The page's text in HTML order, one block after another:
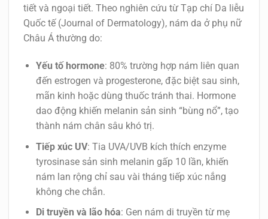
tiết và ngoại tiết. Theo nghiên cứu từ Tạp chí Da liễu
Quốc tế (Journal of Dermatology), nám da ở phụ nữ
Châu Á thường do:
Yếu tố hormone: 80% trường hợp nám liên quan
đến estrogen và progesterone, đặc biệt sau sinh,
mãn kinh hoặc dùng thuốc tránh thai. Hormone
dao động khiến melanin sản sinh “bùng nổ”, tạo
thành nám chân sâu khó trị.
Tiếp xúc UV: Tia UVA/UVB kích thích enzyme
tyrosinase sản sinh melanin gấp 10 lần, khiến
nám lan rộng chỉ sau vài tháng tiếp xúc nắng
không che chắn.
Di truyền và lão hóa: Gen nám di truyền từ mẹ